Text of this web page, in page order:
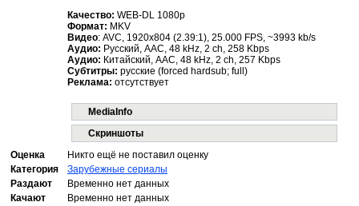
Качество: WEB-DL 1080p
Формат: MKV
Видео: AVC, 1920x804 (2.39:1), 25.000 FPS, ~3993 kb/s
Аудио: Русский, AAC, 48 kHz, 2 ch, 258 Kbps
Аудио: Китайский, AAC, 48 kHz, 2 ch, 257 Kbps
Субтитры: русские (forced hardsub; full)
Реклама: отсутствует
MediaInfo
Скриншоты
Оценка
Никто ещё не поставил оценку
Категория
Зарубежные сериалы
Раздают
Временно нет данных
Качают
Временно нет данных